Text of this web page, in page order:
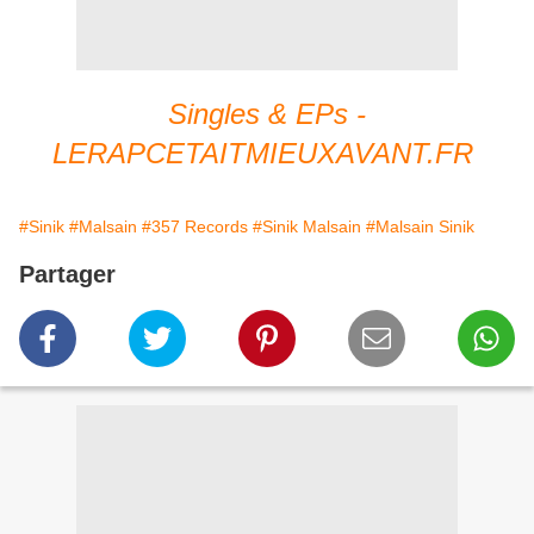
Singles & EPs -
LERAPCETAITMIEUXAVANT.FR
#Sinik #Malsain #357 Records #Sinik Malsain #Malsain Sinik
Partager